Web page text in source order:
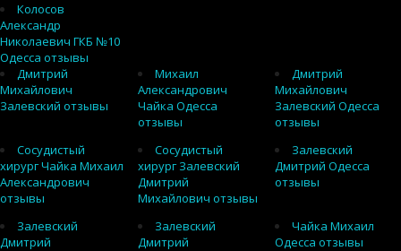
Колосов
Александр
Николаевич ГКБ №10
Одесса отзывы
Дмитрий
Михайлович
Залевский отзывы
Михаил
Александрович
Чайка Одесса
отзывы
Дмитрий
Михайлович
Залевский Одесса
отзывы
Сосудистый
хирург Чайка Михаил
Александрович
отзывы
Сосудистый
хирург Залевский
Дмитрий
Михайлович отзывы
Залевский
Дмитрий Одесса
отзывы
Залевский
Дмитрий
Залевский
Дмитрий
Чайка Михаил
Одесса отзывы